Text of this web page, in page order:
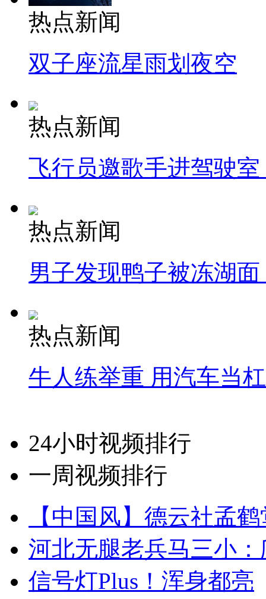
热点新闻
双子座流星雨划夜空
热点新闻
飞行员邀歌手进驾驶
热点新闻
男子发现鸭子被冻湖
热点新闻
牛人练举重 用汽车当
24小时视频排行
一周视频排行
【中国风】德云社孟
河北无腿老兵马三小
信号灯Plus！浑身都亮